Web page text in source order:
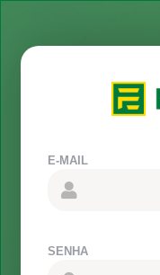
E-MAIL
SENHA